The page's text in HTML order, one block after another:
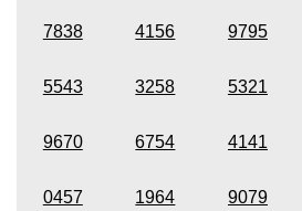
7838 4156 9795
5543 3258 5321
9670 6754 4141
0457 1964 9079